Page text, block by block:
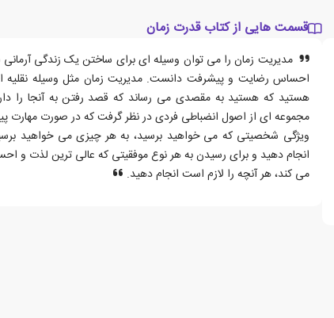
قسمت هایی از کتاب قدرت زمان
مدیریت زمان را می توان وسیله ای برای ساختن یک زندگی
احساس رضایت و پیشرفت دانست. مدیریت زمان مثل وسیله نقلیه
هستید که هستید به مقصدی می رساند که قصد رفتن به آنجا را
مجموعه ای از اصول انضباطی فردی در نظر گرفت که در صورت مهارت
ویژگی شخصیتی که می خواهید برسید، به هر چیزی می خواهید
انجام دهید و برای رسیدن به هر نوع موفقیتی که عالی ترین لذت و
می کند، هر آنچه را لازم است انجام دهید.